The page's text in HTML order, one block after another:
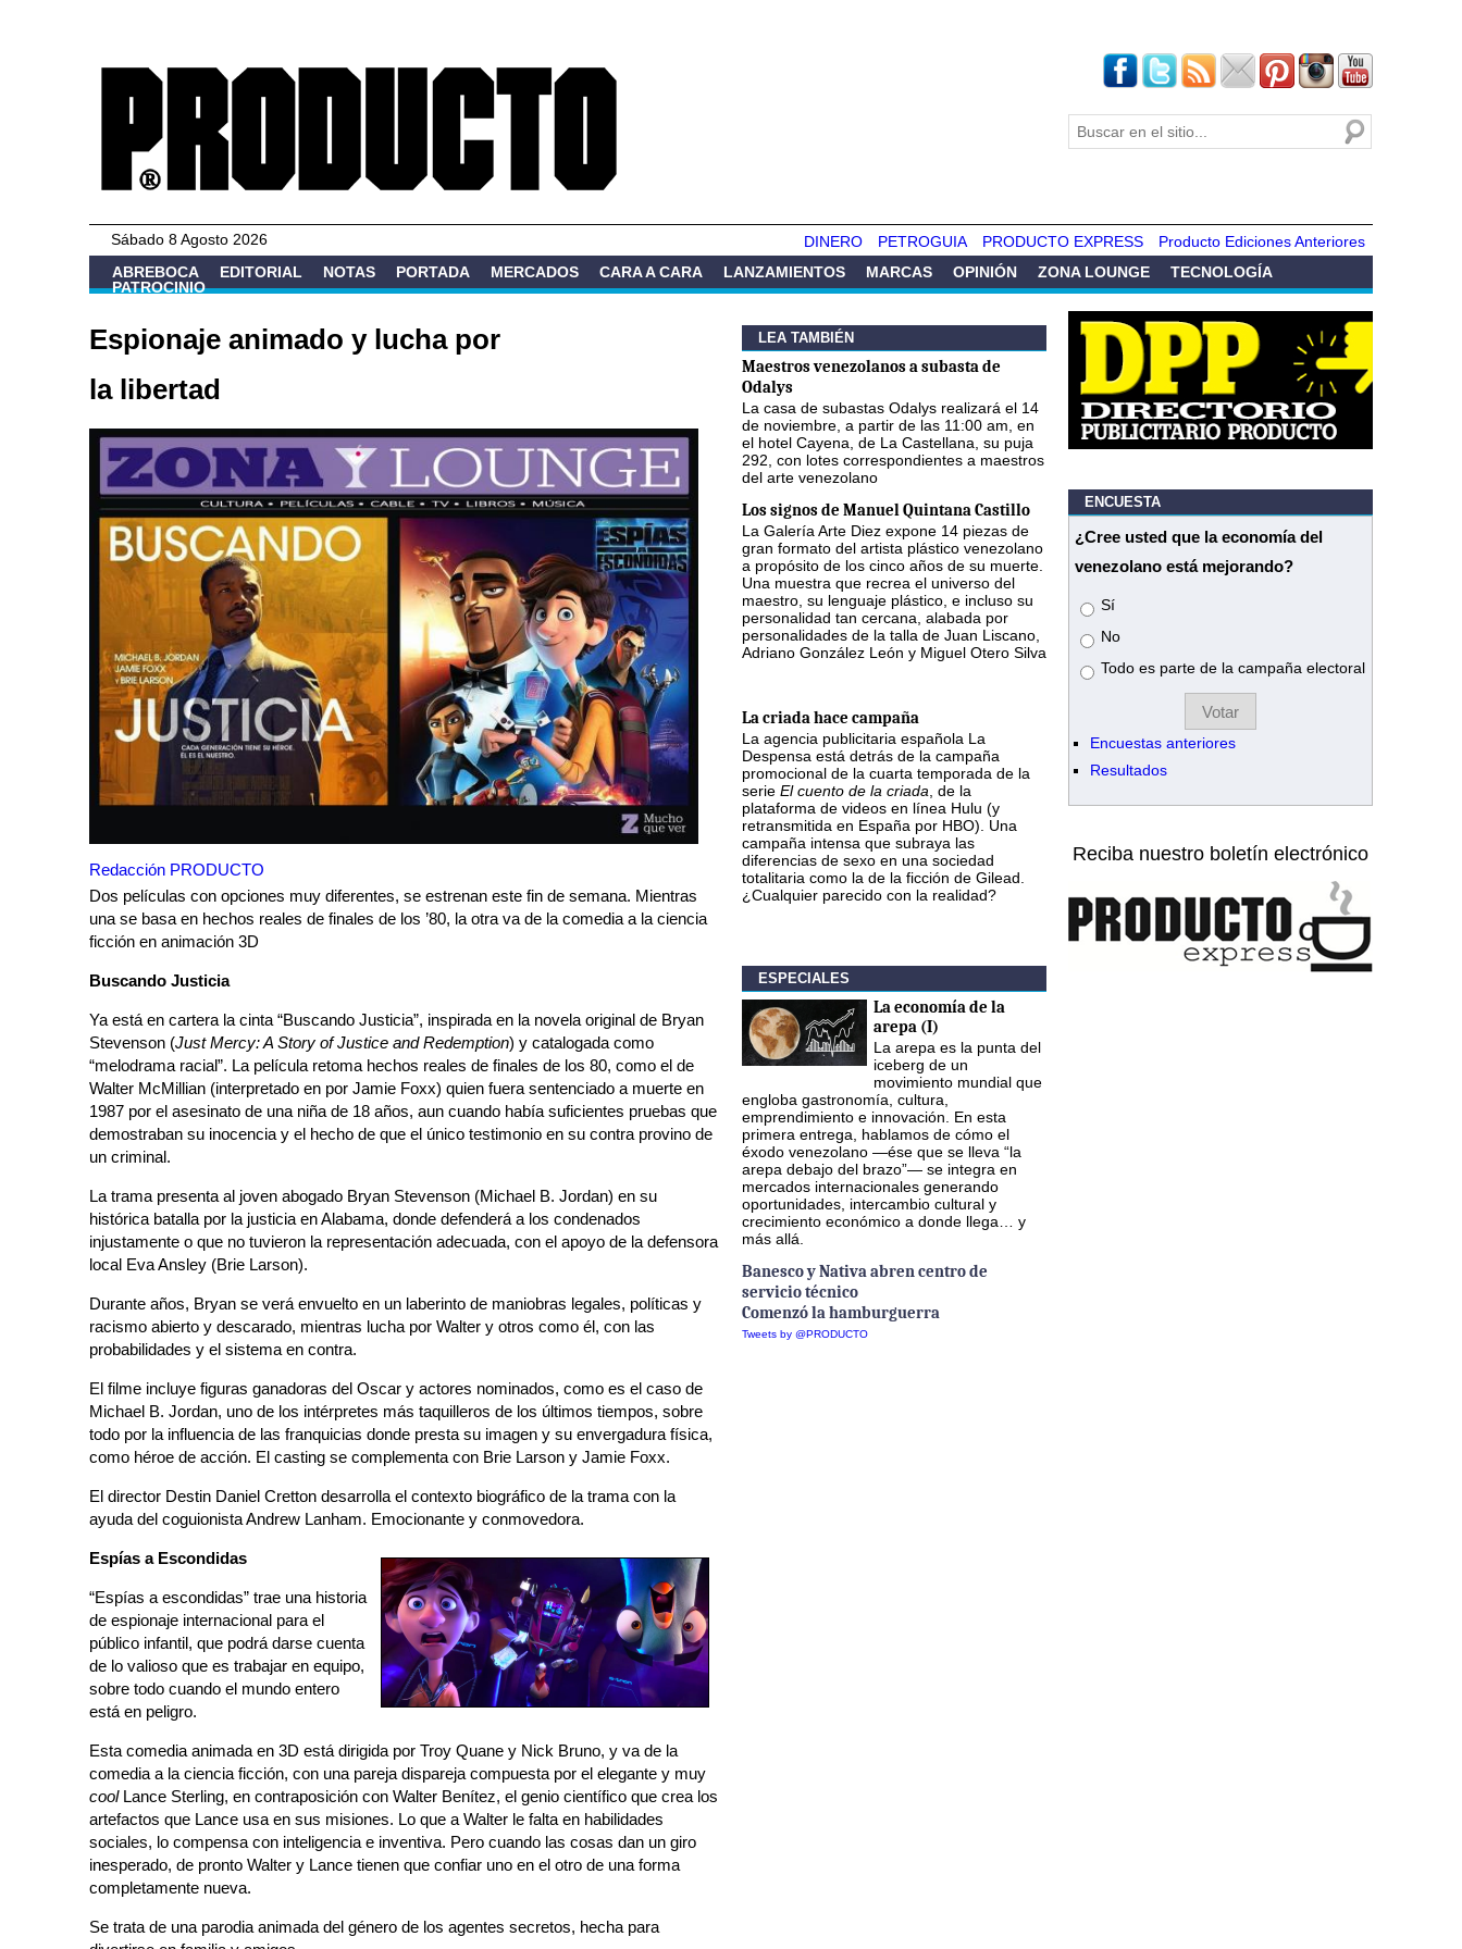
búsqueda
Buscar
Sábado 8 Agosto 2026 Producto Ediciones Anteriores
PRODUCTO EXPRESS
PETROGUIA
DINERO
ABREBOCA
EDITORIAL NOTAS PORTADA MERCADOS CARA A CARA LANZAMIENTOS MARCAS OPINIÓN ZONA LOUNGE
TECNOLOGÍA
PATROCINIO
Espionaje animado y lucha por
la libertad
Redacción PRODUCTO
Dos películas con opciones muy diferentes, se estrenan este fin de semana. Mientras
una se basa en hechos reales de finales de los ’80, la otra va de la comedia a la ciencia
ficción en animación 3D
Buscando Justicia
Ya está en cartera la cinta “Buscando Justicia”, inspirada en la novela original de Bryan
Stevenson (Just Mercy: A Story of Justice and Redemption) y catalogada como
“melodrama racial”. La película retoma hechos reales de finales de los 80, como el de
Walter McMillian (interpretado en por Jamie Foxx) quien fuera sentenciado a muerte en
1987 por el asesinato de una niña de 18 años, aun cuando había suficientes pruebas que
demostraban su inocencia y el hecho de que el único testimonio en su contra provino de
un criminal.
La trama presenta al joven abogado Bryan Stevenson (Michael B. Jordan) en su
histórica batalla por la justicia en Alabama, donde defenderá a los condenados
injustamente o que no tuvieron la representación adecuada, con el apoyo de la defensora
local Eva Ansley (Brie Larson).
Durante años, Bryan se verá envuelto en un laberinto de maniobras legales, políticas y
racismo abierto y descarado, mientras lucha por Walter y otros como él, con las
probabilidades y el sistema en contra.
El filme incluye figuras ganadoras del Oscar y actores nominados, como es el caso de
Michael B. Jordan, uno de los intérpretes más taquilleros de los últimos tiempos, sobre
todo por la influencia de las franquicias donde presta su imagen y su envergadura física,
como héroe de acción. El casting se complementa con Brie Larson y Jamie Foxx.
El director Destin Daniel Cretton desarrolla el contexto biográfico de la trama con la
ayuda del coguionista Andrew Lanham. Emocionante y conmovedora.
Espías a Escondidas
“Espías a escondidas” trae una historia
de espionaje internacional para el
público infantil, que podrá darse cuenta
de lo valioso que es trabajar en equipo,
sobre todo cuando el mundo entero
está en peligro.
Esta comedia animada en 3D está dirigida por Troy Quane y Nick Bruno, y va de la
comedia a la ciencia ficción, con una pareja dispareja compuesta por el elegante y muy
coolLance Sterling, en contraposición con Walter Benítez, el genio científico que crea los
artefactos que Lance usa en sus misiones. Lo que a Walter le falta en habilidades
sociales, lo compensa con inteligencia e inventiva. Pero cuando las cosas dan un giro
inesperado, de pronto Walter y Lance tienen que confiar uno en el otro de una forma
completamente nueva.
Se trata de una parodia animada del género de los agentes secretos, hecha para
LEA TAMBIÉN
Maestros venezolanos a subasta de
Odalys
La casa de subastas Odalys realizará el 14
de noviembre, a partir de las 11:00 am, en
el hotel Cayena, de La Castellana, su puja
292, con lotes correspondientes a maestros
del arte venezolano
Los signos de Manuel Quintana Castillo
La Galería Arte Diez expone 14 piezas de
gran formato del artista plástico venezolano
a propósito de los cinco años de su muerte.
Una muestra que recrea el universo del
maestro, su lenguaje plástico, e incluso su
personalidad tan cercana, alabada por
personalidades de la talla de Juan Liscano,
Adriano González León y Miguel Otero Silva
La criada hace campaña
La agencia publicitaria española La
Despensa está detrás de la campaña
promocional de la cuarta temporada de la
serie El cuento de la criada, de la
plataforma de videos en línea Hulu (y
retransmitida en España por HBO). Una
campaña intensa que subraya las
diferencias de sexo en una sociedad
totalitaria como la de la ficción de Gilead.
¿Cualquier parecido con la realidad?
ESPECIALES
La economía de la
arepa (I)
La arepa es la punta del
iceberg de un
movimiento mundial que
engloba gastronomía, cultura,
emprendimiento e innovación. En esta
primera entrega, hablamos de cómo el
éxodo venezolano —ése que se lleva “la
arepa debajo del brazo”— se integra en
mercados internacionales generando
oportunidades, intercambio cultural y
crecimiento económico a donde llega… y
más allá.
Banesco y Nativa abren centro de
servicio técnico
Comenzó la hamburguerra
Tweets by @PRODUCTO
ENCUESTA
¿Cree usted que la economía del
venezolano está mejorando?
Opciones
Sí
No
Todo es parte de la campaña electoral
Encuestas anteriores
Resultados
Reciba nuestro boletín electrónico